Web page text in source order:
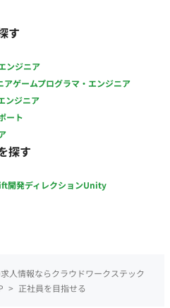
す
ンジニア
アゲームプログラマ・エンジニア
ンジニア
ート
探す
開発ディレクションUnity
人情報ならクラウドワークステック
> 正社員を目指せる